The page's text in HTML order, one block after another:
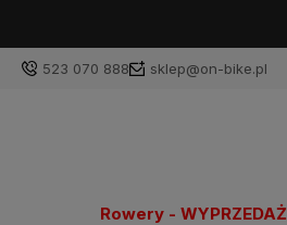
523 070 888 sklep@on-bike.pl
Rowery - WYPRZEDAŻ